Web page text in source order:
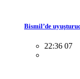
Bismil’de
22:36 07